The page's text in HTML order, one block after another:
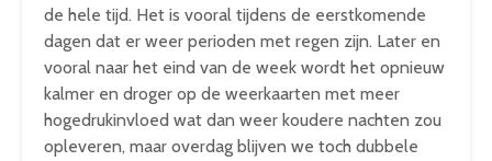
de hele tijd. Het is vooral tijdens de eerstkomende
dagen dat er weer perioden met regen zijn. Later en
vooral naar het eind van de week wordt het opnieuw
kalmer en droger op de weerkaarten met meer
hogedrukinvloed wat dan weer koudere nachten zou
opleveren, maar overdag blijven we toch dubbele